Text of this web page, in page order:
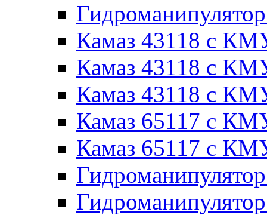
Камаз 43118 с
Камаз 43118 с
Камаз 43118 с
Камаз 65117 с
Камаз 65117 с